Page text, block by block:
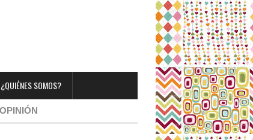
¿QUIÉNES SOMOS?
OPINIÓN